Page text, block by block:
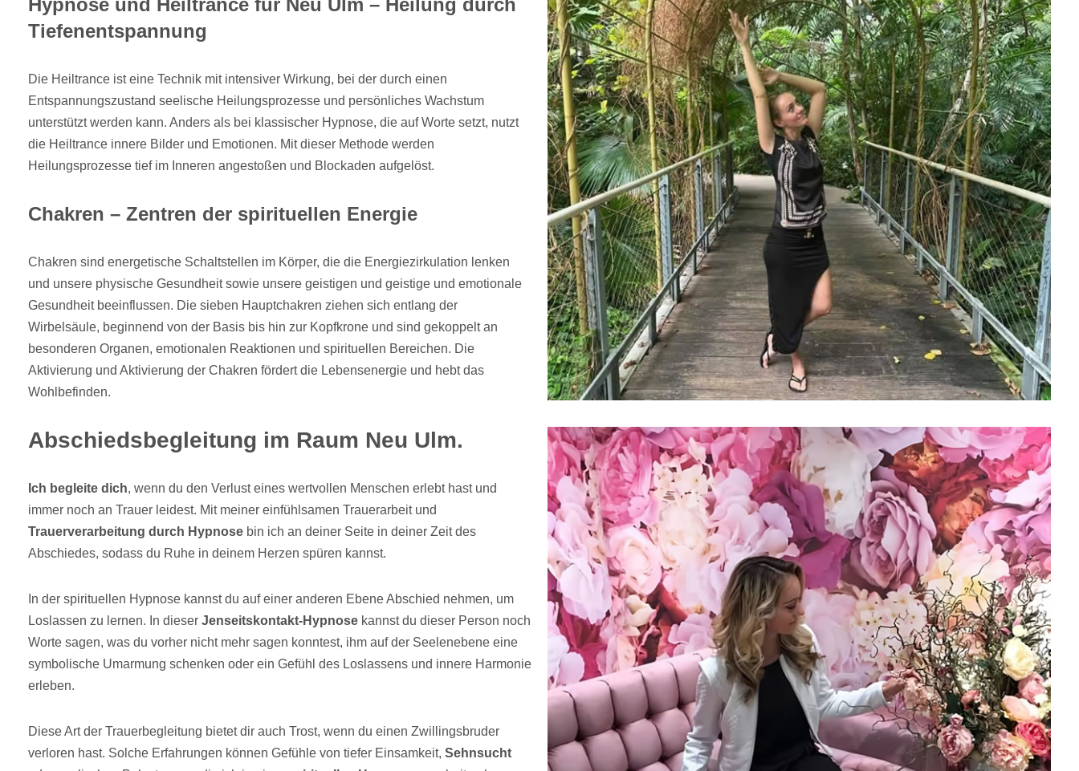
Hypnose und Heiltrance für Neu Ulm – Heilung durch
Tiefenentspannung
Die Heiltrance ist eine Technik mit intensiver Wirkung, bei der durch einen
Entspannungszustand seelische Heilungsprozesse und persönliches Wachstum
unterstützt werden kann. Anders als bei klassischer Hypnose, die auf Worte setzt, nutzt
die Heiltrance innere Bilder und Emotionen. Mit dieser Methode werden
Heilungsprozesse tief im Inneren angestoßen und Blockaden aufgelöst.
Chakren – Zentren der spirituellen Energie
Chakren sind energetische Schaltstellen im Körper, die die Energiezirkulation lenken
und unsere physische Gesundheit sowie unsere geistigen und geistige und emotionale
Gesundheit beeinflussen. Die sieben Hauptchakren ziehen sich entlang der
Wirbelsäule, beginnend von der Basis bis hin zur Kopfkrone und sind gekoppelt an
besonderen Organen, emotionalen Reaktionen und spirituellen Bereichen. Die
Aktivierung und Aktivierung der Chakren fördert die Lebensenergie und hebt das
Wohlbefinden.
Abschiedsbegleitung im Raum Neu Ulm.
Ich begleite dich, wenn du den Verlust eines wertvollen Menschen erlebt hast und
immer noch an Trauer leidest. Mit meiner einfühlsamen Trauerarbeit und
Trauerverarbeitung durch Hypnose bin ich an deiner Seite in deiner Zeit des
Abschiedes, sodass du Ruhe in deinem Herzen spüren kannst.
In der spirituellen Hypnose kannst du auf einer anderen Ebene Abschied nehmen, um
Loslassen zu lernen. In dieser Jenseitskontakt-Hypnose kannst du dieser Person noch
Worte sagen, was du vorher nicht mehr sagen konntest, ihm auf der Seelenebene eine
symbolische Umarmung schenken oder ein Gefühl des Loslassens und innere Harmonie
erleben.
Diese Art der Trauerbegleitung bietet dir auch Trost, wenn du einen Zwillingsbruder
verloren hast. Solche Erfahrungen können Gefühle von tiefer Einsamkeit, Sehnsucht